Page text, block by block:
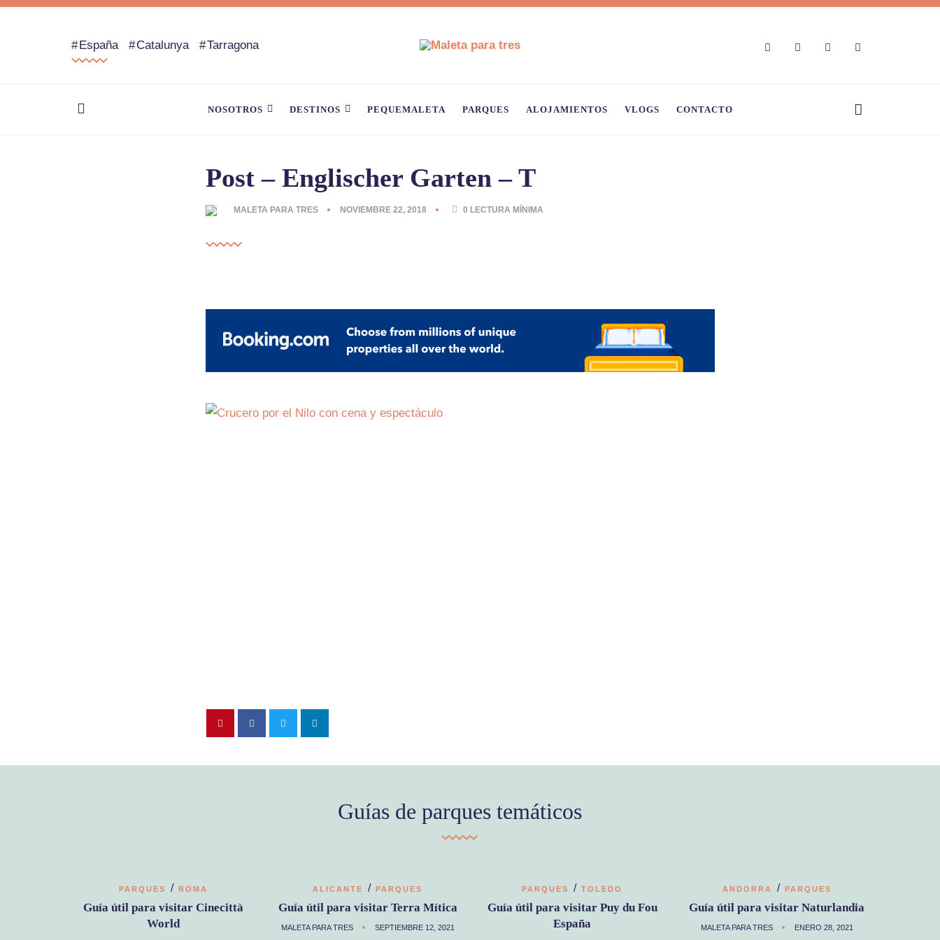
España Catalunya Tarragona
NOSOTROS DESTINOS PEQUEMALETA PARQUES ALOJAMIENTOS VLOGS CONTACTO
Post – Englischer Garten – T
MALETA PARA TRES NOVIEMBRE 22, 2018 0 LECTURA MÍNIMA
Guías de parques temáticos
PARQUES / ROMA
Guía útil para visitar Cinecittà
World
ALICANTE / PARQUES
Guía útil para visitar Terra Mítica
MALETA PARA TRES SEPTIEMBRE 12, 2021
PARQUES / TOLEDO
Guía útil para visitar Puy du Fou
España
ANDORRA / PARQUES
Guía útil para visitar Naturlandia
MALETA PARA TRES ENERO 28, 2021